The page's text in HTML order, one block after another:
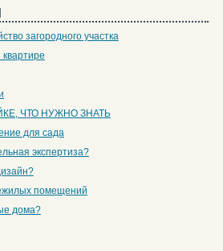
загородного участка
ЧТО НУЖНО ЗНАТЬ
для сада
экспертиза?
помещений
дома?